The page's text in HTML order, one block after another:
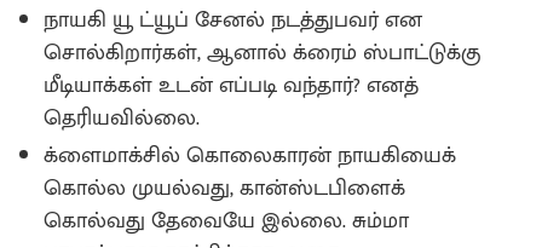
நாயகி யூ ட்யூப் சேனல் நடத்துபவர் என
சொல்கிறார்கள், ஆனால் க்ரைம் ஸ்பாட்டுக்கு
மீடியாக்கள் உடன் எப்படி வந்தார்? எனத்
தெரியவில்லை.
க்ளைமாக்சில் கொலைகாரன் நாயகியைக்
கொல்ல முயல்வது, கான்ஸ்டபிளைக்
கொல்வது தேவையே இல்லை. சும்மா